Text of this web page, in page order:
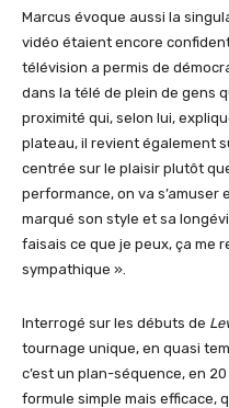
Marcus évoque aussi la
vidéo étaient encore
télévision a permis de
dans la télé de plein de gens
proximité qui, selon lui,
plateau, il revient également
centrée sur le plaisir plutôt
performance, on va s’amuser
marqué son style et sa
faisais ce que je peux, ça me
sympathique ».
Interrogé sur les débuts de
tournage unique, en quasi
c’est un plan-séquence, en
formule simple mais efficace,